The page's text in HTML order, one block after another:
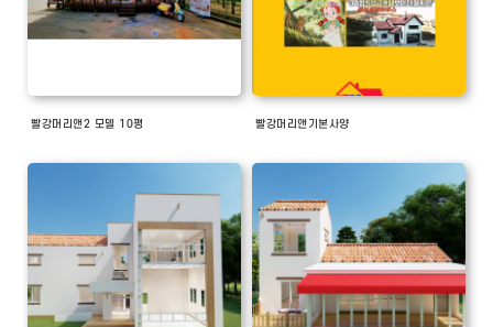
빨강머리앤2 모델 10평 빨강머리앤기본사양